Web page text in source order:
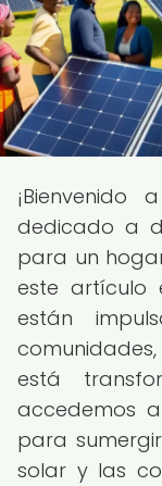
¡Bienvenido a
dedicado a
para un
este artículo
están
está
accedemos
para
solar y las